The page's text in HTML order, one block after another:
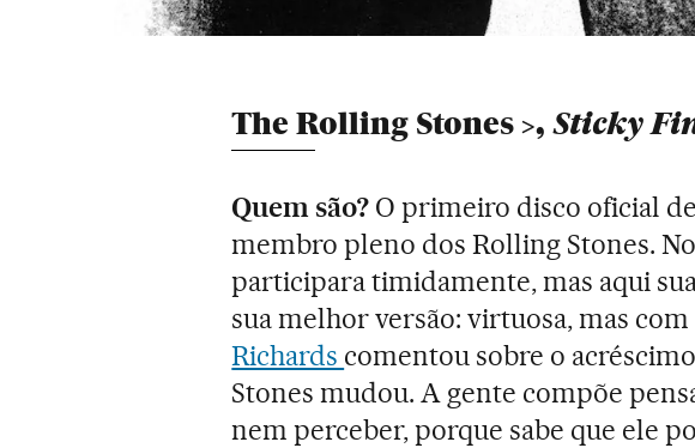
The Rolling Stones ,Sticky
Quem são? O primeiro disco oficial
membro pleno dos Rolling Stones.
participara timidamente, mas aqui
sua melhor versão: virtuosa, mas
Richards comentou sobre o
Stones mudou. A gente compõe
nem perceber, porque sabe que ele